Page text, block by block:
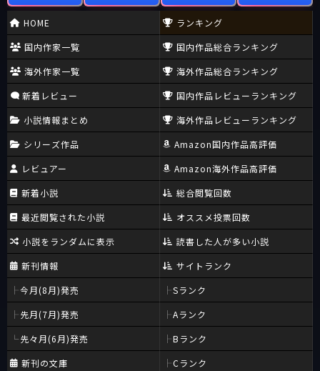
HOME
国内作家一覧
海外作家一覧
新着レビュー
小説情報まとめ
シリーズ作品
レビュアー
新着小説
最近閲覧された小説
小説をランダムに表示
新刊情報
今月(8月)発売
先月(7月)発売
先々月(6月)発売
新刊の文庫
ランキング
国内作品総合ランキング
海外作品総合ランキング
国内作品レビューランキング
海外作品レビューランキング
Amazon国内作品高評価
Amazon海外作品高評価
総合閲覧回数
オススメ投票回数
読書した人が多い小説
サイトランク
Sランク
Aランク
Bランク
Cランク